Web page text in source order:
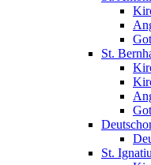
St.
St.